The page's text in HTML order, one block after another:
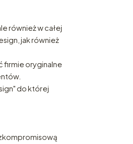
również w całej
jak również
firmie oryginalne
do której